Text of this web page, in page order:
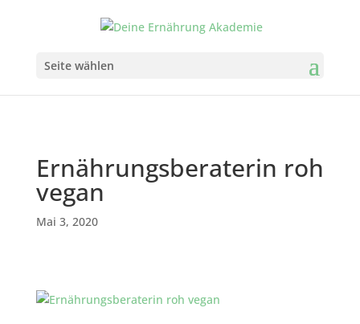
Seite wählen
Ernährungsberaterin roh
vegan
Mai 3, 2020